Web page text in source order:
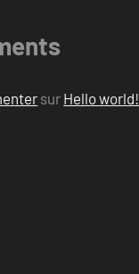
sur Hello world!